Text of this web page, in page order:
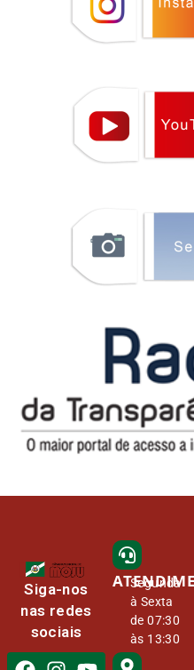
Siga-nos
nas redes
sociais
Segunda
à Sexta
de 07:30
às 13:30